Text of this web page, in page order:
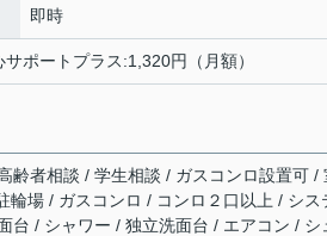
即時
ポートプラス:1,320円（月額）
齢者相談 / 学生相談 / ガスコンロ設置可 /
場 / ガスコンロ / コンロ２口以上 / シス
台 / シャワー / 独立洗面台 / エアコン / シ